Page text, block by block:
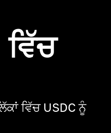
ਵਿੱਚ USDC ਨੂੰ